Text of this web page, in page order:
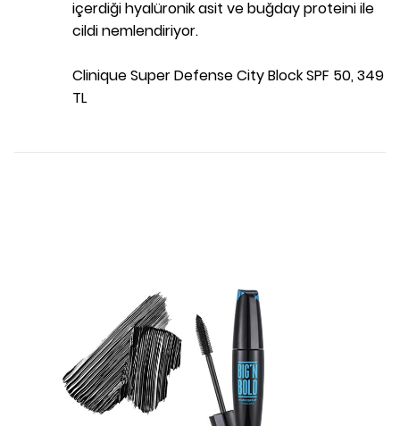
içerdiği hyalüronik asit ve buğday proteini ile
cildi nemlendiriyor.
Clinique Super Defense City Block SPF 50, 349
TL